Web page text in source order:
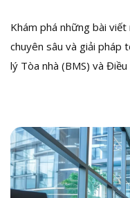
Khám phá những bài
chuyên sâu và giải pháp
lý Tòa nhà (BMS) và